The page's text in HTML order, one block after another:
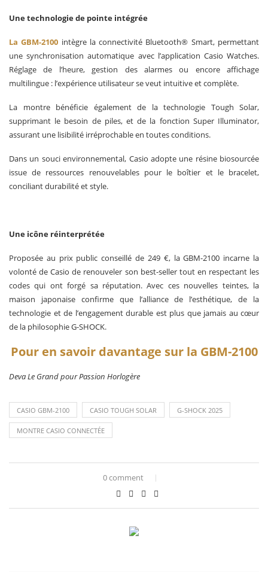
Une technologie de pointe intégrée
La GBM-2100 intègre la connectivité Bluetooth® Smart, permettant
une synchronisation automatique avec l’application Casio Watches.
Réglage de l’heure, gestion des alarmes ou encore affichage
multilingue : l’expérience utilisateur se veut intuitive et complète.
La montre bénéficie également de la technologie Tough Solar,
supprimant le besoin de piles, et de la fonction Super Illuminator,
assurant une lisibilité irréprochable en toutes conditions.
Dans un souci environnemental, Casio adopte une résine biosourcée
issue de ressources renouvelables pour le boîtier et le bracelet,
conciliant durabilité et style.
Une icône réinterprétée
Proposée au prix public conseillé de 249 €, la GBM-2100 incarne la
volonté de Casio de renouveler son best-seller tout en respectant les
codes qui ont forgé sa réputation. Avec ces nouvelles teintes, la
maison japonaise confirme que l’alliance de l’esthétique, de la
technologie et de l’engagement durable est plus que jamais au cœur
de la philosophie G-SHOCK.
Pour en savoir davantage sur la GBM-2100
Deva Le Grand pour Passion Horlogère
CASIO GBM-2100 CASIO TOUGH SOLAR G-SHOCK 2025
MONTRE CASIO CONNECTÉE
0 comment